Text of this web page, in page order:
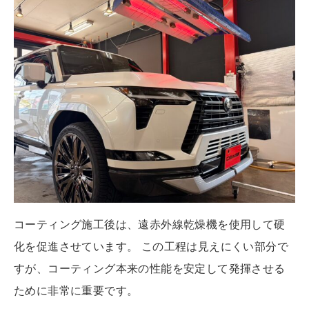
コーティング施工後は、遠赤外線乾燥機を使用して硬
化を促進させています。 この工程は見えにくい部分で
すが、コーティング本来の性能を安定して発揮させる
ために非常に重要です。